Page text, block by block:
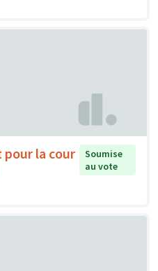
pour la cour
Soumise
au vote